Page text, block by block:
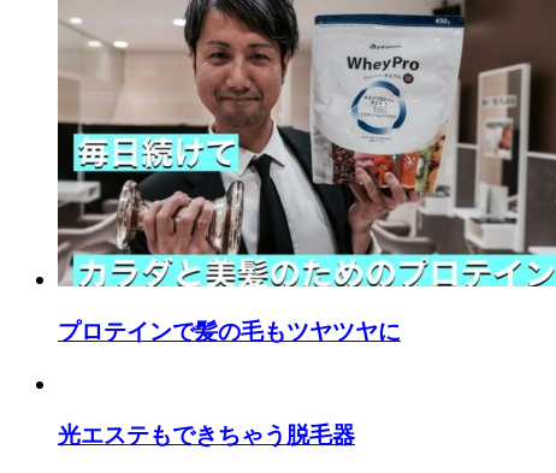
プロテインで髪の毛もツヤツヤに
光エステもできちゃう脱毛器